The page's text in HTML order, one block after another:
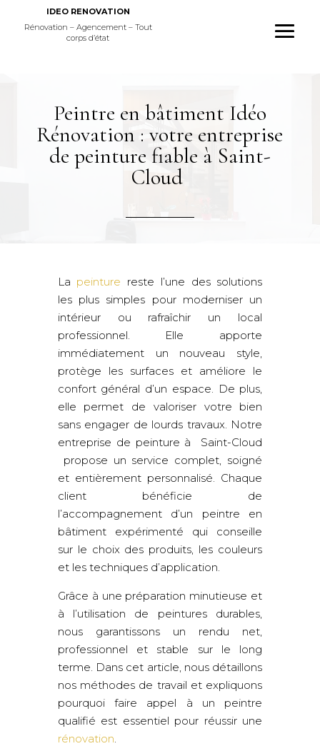
IDEO RENOVATION
Rénovation – Agencement – Tout
corps d’état
Peintre en bâtiment Idéo
Rénovation : votre entreprise
de peinture fiable à Saint-
Cloud
La peinture reste l’une des solutions
les plus simples pour moderniser un
intérieur ou rafraîchir un local
professionnel. Elle apporte
immédiatement un nouveau style,
protège les surfaces et améliore le
confort général d’un espace. De plus,
elle permet de valoriser votre bien
sans engager de lourds travaux. Notre
entreprise de peinture à Saint-Cloud
propose un service complet, soigné
et entièrement personnalisé. Chaque
client bénéficie de
l’accompagnement d’un peintre en
bâtiment expérimenté qui conseille
sur le choix des produits, les couleurs
et les techniques d’application.
Grâce à une préparation minutieuse et
à l’utilisation de peintures durables,
nous garantissons un rendu net,
professionnel et stable sur le long
terme. Dans cet article, nous détaillons
nos méthodes de travail et expliquons
pourquoi faire appel à un peintre
qualifié est essentiel pour réussir une
rénovation.